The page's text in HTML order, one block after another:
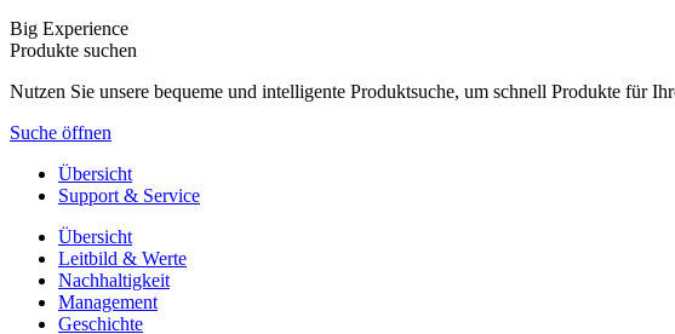
Big Experience
Produkte suchen
Nutzen Sie unsere bequeme und intelligente Produktsuche, um schnell Produkte für
Suche öffnen
Übersicht
Support & Service
Übersicht
Leitbild & Werte
Nachhaltigkeit
Management
Geschichte